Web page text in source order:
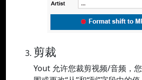
剪裁
Yout 允许您裁剪视频/音频，